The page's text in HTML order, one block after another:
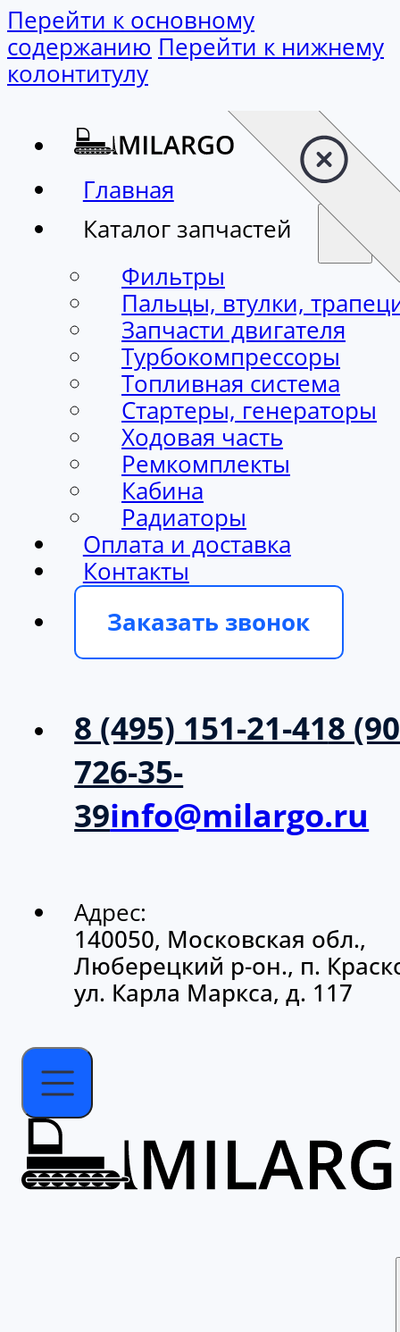
Перейти к основному содержанию
Перейти к нижнему колонтитулу
Главная
Каталог запчастей
Фильтры
Пальцы, втулки,
Запчасти двигателя
Турбокомпрессоры
Топливная система
Стартеры, генераторы
Ходовая часть
Ремкомплекты
Кабина
Радиаторы
Оплата и доставка
Контакты
Заказать звонок
726-35-
39info@milargo.ru
140050, Московская обл.,
Люберецкий р-он., п.
ул. Карла Маркса, д. 117